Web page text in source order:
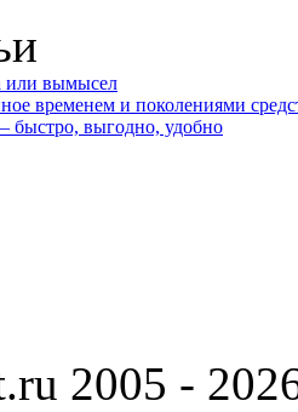
или вымысел
временем и поколениями
быстро, выгодно, удобно
2005 -